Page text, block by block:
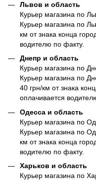
Львов и область
Курьер магазина по
Курьер магазина по
км от знака конца
водителю по факту.
Днепр и область
Курьер магазина по
Курьер магазина по
40 грн/км от знака
оплачивается
Одесса и область
Курьер магазина по
Курьер магазина по
км от знака конца
водителю по факту.
Харьков и область
Курьер магазина по